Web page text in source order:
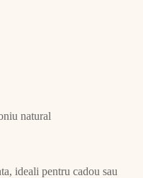
natural
ideali pentru cadou sau